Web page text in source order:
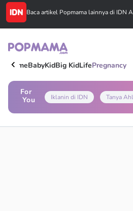
Baca artikel Popmama lainnya di IDN
HomeBabyKidBig KidLifePregnancy
For
You
Iklanin di IDN Tanya